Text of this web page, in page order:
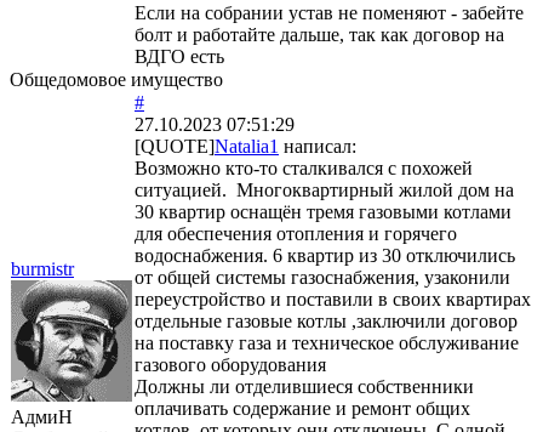
Если на собрании устав не поменяют - забейте
болт и работайте дальше, так как договор на
ВДГО есть
Общедомовое имущество
burmistr
АдмиН
#
27.10.2023 07:51:29
[QUOTE]Natalia1 написал:
Возможно кто-то сталкивался с похожей
ситуацией. Многоквартирный жилой дом на
30 квартир оснащён тремя газовыми котлами
для обеспечения отопления и горячего
водоснабжения. 6 квартир из 30 отключились
от общей системы газоснабжения, узаконили
переустройство и поставили в своих квартирах
отдельные газовые котлы ,заключили договор
на поставку газа и техническое обслуживание
газового оборудования
Должны ли отделившиеся собственники
оплачивать содержание и ремонт общих